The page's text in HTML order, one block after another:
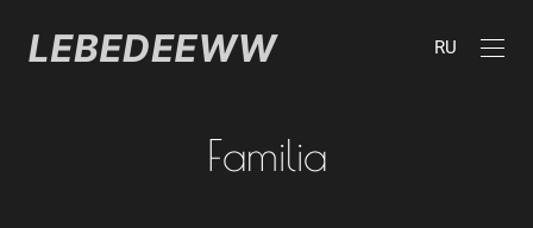
RU
Familia